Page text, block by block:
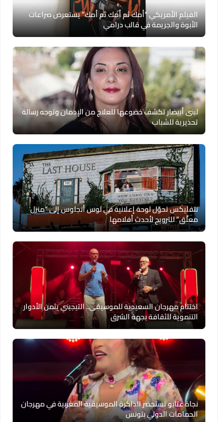
الفيلم الأمريكي “أمك ثم أمك ثم أمك” يستعرض صراعات
الأبوة والجريمة في قالب درامي
لبنى أبيضار تكشف خضوعها للعلاج من الإدمان وتوجه رسالة
تحذيرية للشباب
نتفليكس تحوّل لوحة إعلانية في لوس أنجلوس إلى “منزل
معلّق” للترويج لأحدث أفلامها
اختتام مهرجان السعيدية للموسيقى.. التيجيني يثمن الأدوار
التنموية للثقافة بجهة الشرق
نجاة عتابو تستحضر الذاكرة الموسيقية المغربية في مهرجان
الحمامات الدولي بتونس